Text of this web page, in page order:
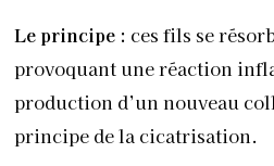
Le principe : ces fils se
provoquant une réaction
production d’un nouveau
principe de la cicatrisation.